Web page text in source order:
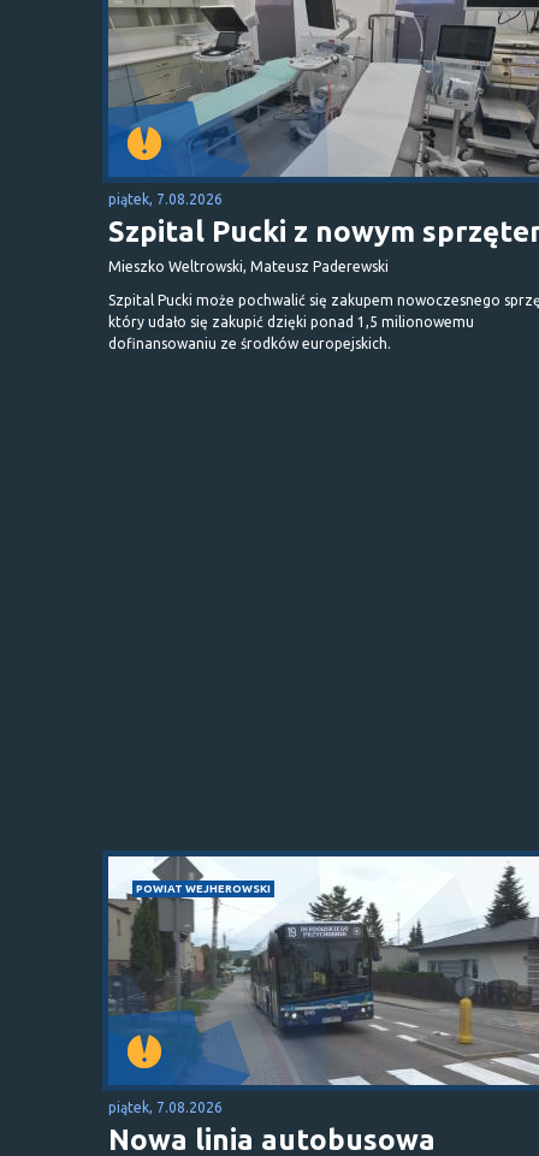
piątek, 7.08.2026
Szpital Pucki z nowym
Mieszko Weltrowski, Mateusz Paderewski
Szpital Pucki może pochwalić się zakupem nowoczesnego
który udało się zakupić dzięki ponad 1,5 milionowemu
dofinansowaniu ze środków europejskich.
POWIAT WEJHEROWSKI
piątek, 7.08.2026
Nowa linia autobusowa